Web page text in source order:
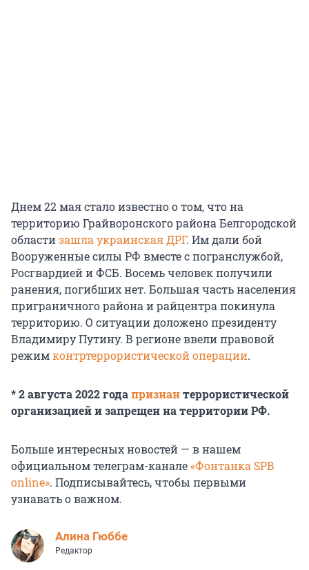
Днем 22 мая стало известно о том, что на
территорию Грайворонского района Белгородской
областизашла украинская ДРГ. Им дали бой
Вооруженные силы РФ вместе с погранслужбой,
Росгвардией и ФСБ. Восемь человек получили
ранения, погибших нет. Большая часть населения
приграничного района и райцентра покинула
территорию. О ситуации доложено президенту
Владимиру Путину. В регионе ввели правовой
режимконтртеррористической операции.
* 2 августа 2022 годапризнантеррористической
организацией и запрещен на территории РФ.
Больше интересных новостей — в нашем
официальном телеграм-канале«Фонтанка SPB
online». Подписывайтесь, чтобы первыми
узнавать о важном.
Алина Гюббе
Редактор